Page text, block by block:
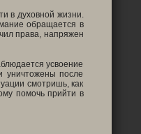
в духовной жизни.
обращается в
права, напряжен
усвоение
уничтожены после
смотришь, как
помочь прийти в